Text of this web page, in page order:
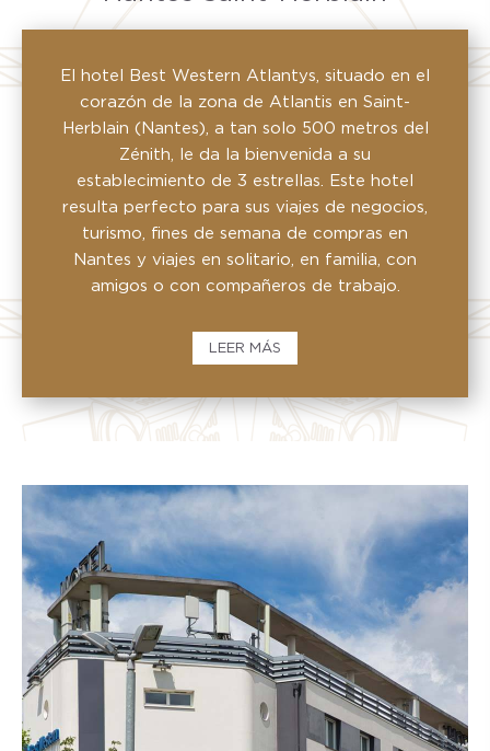
El hotel Best Western Atlantys, situado en el
corazón de la zona de Atlantis en Saint-
Herblain (Nantes), a tan solo 500 metros del
Zénith, le da la bienvenida a su
establecimiento de 3 estrellas. Este hotel
resulta perfecto para sus viajes de negocios,
turismo, fines de semana de compras en
Nantes y viajes en solitario, en familia, con
amigos o con compañeros de trabajo.
LEER MÁS